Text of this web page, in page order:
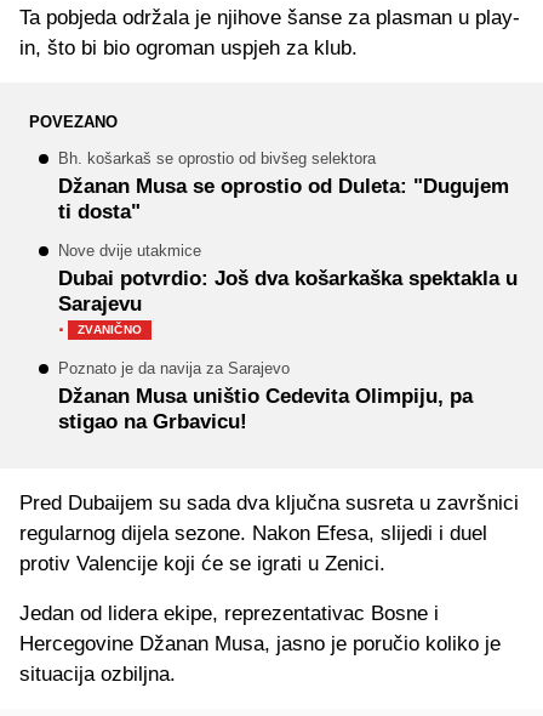
Ta pobjeda održala je njihove šanse za plasman u play-
in, što bi bio ogroman uspjeh za klub.
POVEZANO
Bh. košarkaš se oprostio od bivšeg selektora
Džanan Musa se oprostio od Duleta: "Dugujem
ti dosta"
Nove dvije utakmice
Dubai potvrdio: Još dva košarkaška spektakla u
Sarajevu
· ZVANIČNO
Poznato je da navija za Sarajevo
Džanan Musa uništio Cedevita Olimpiju, pa
stigao na Grbavicu!
Pred Dubaijem su sada dva ključna susreta u završnici
regularnog dijela sezone. Nakon Efesa, slijedi i duel
protiv Valencije koji će se igrati u Zenici.
Jedan od lidera ekipe, reprezentativac Bosne i
Hercegovine Džanan Musa, jasno je poručio koliko je
situacija ozbiljna.